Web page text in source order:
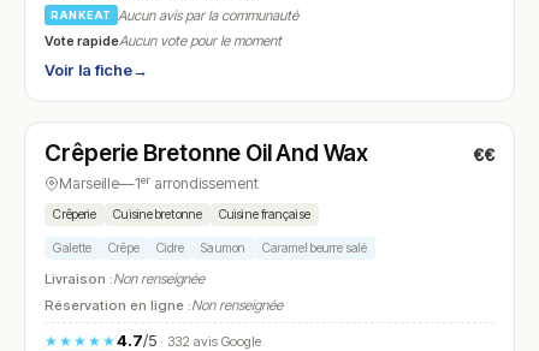
RANKEAT
Aucun avis par la communauté
Vote rapideAucun vote pour le moment
Voir la fiche→
N° 19
Crêperie Bretonne Oil And Wax €€
Marseille—1ᵉʳ arrondissement
Crêperie Cuisine bretonne Cuisine française
Galette Crêpe Cidre Saumon Caramel beurre salé
Livraison :Non renseignée
Réservation en ligne :Non renseignée
★★★★★4.7/5· 332 avis Google